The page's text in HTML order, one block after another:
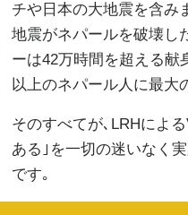
チや日本の大地震を含み
地震がネパールを破壊し
ーは42万時間を超える献
以上のネパール人に最大
そのすべてが､LRHによ
ある｣を一切の迷いなく
です｡